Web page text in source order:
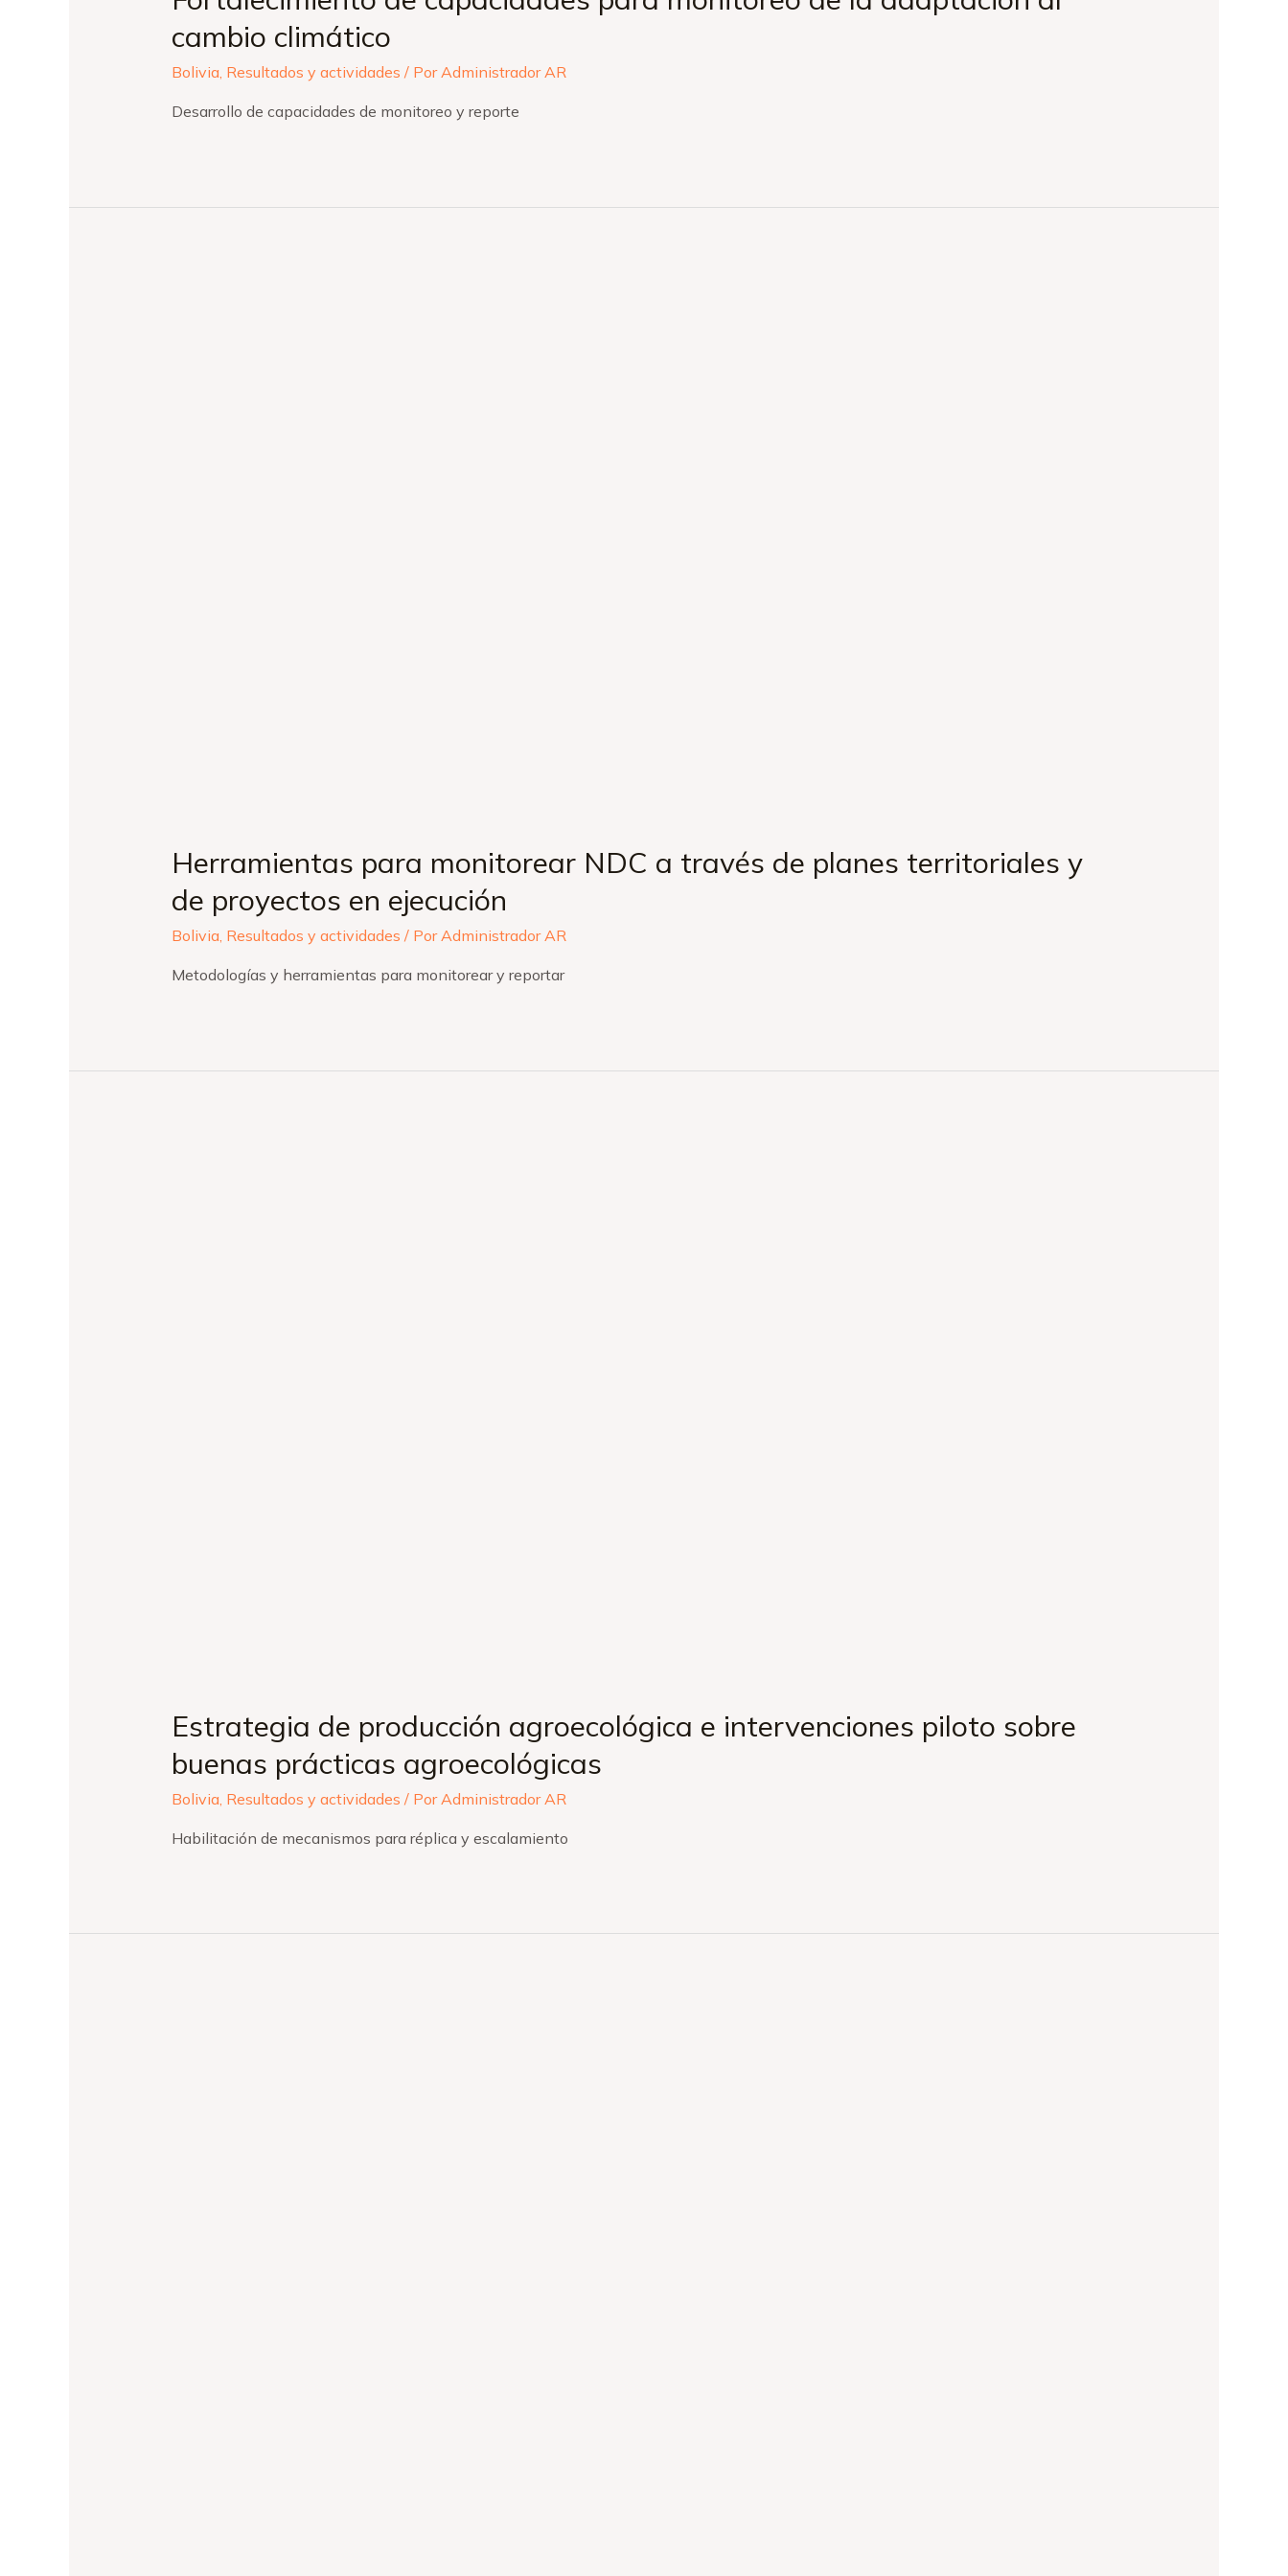
cambio climático
Bolivia, Resultados y actividades / PorAdministrador AR
Desarrollo de capacidades de monitoreo y reporte
Herramientas para monitorear NDC a través de planes territoriales y
de proyectos en ejecución
Bolivia, Resultados y actividades / PorAdministrador AR
Metodologías y herramientas para monitorear y reportar
Estrategia de producción agroecológica e intervenciones piloto sobre
buenas prácticas agroecológicas
Bolivia, Resultados y actividades / PorAdministrador AR
Habilitación de mecanismos para réplica y escalamiento